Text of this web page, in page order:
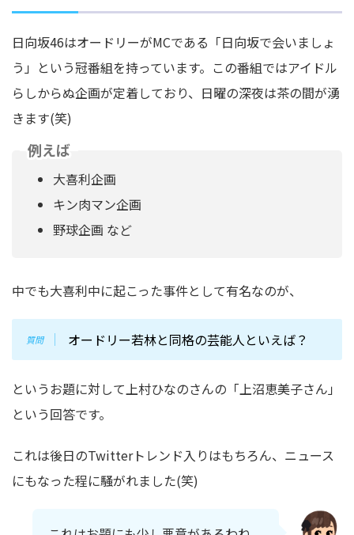
日向坂46はオードリーがMCである「日向坂で会いましょ
う」という冠番組を持っています。この番組ではアイドル
らしからぬ企画が定着しており、日曜の深夜は茶の間が湧
きます(笑)
例えば
大喜利企画
キン肉マン企画
野球企画 など
中でも大喜利中に起こった事件として有名なのが、
オードリー若林と同格の芸能人といえば？
というお題に対して上村ひなのさんの「上沼恵美子さん」
という回答です。
これは後日のTwitterトレンド入りはもちろん、ニュース
にもなった程に騒がれました(笑)